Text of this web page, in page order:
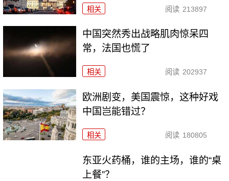
相关 阅读 213897
中国突然秀出战略肌肉惊呆四
常，法国也慌了
相关 阅读 202937
欧洲剧变，美国震惊，这种好戏
中国岂能错过？
相关 阅读 180805
东亚火药桶，谁的主场，谁的“桌
上餐”？